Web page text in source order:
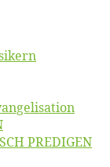
PREDIGEN